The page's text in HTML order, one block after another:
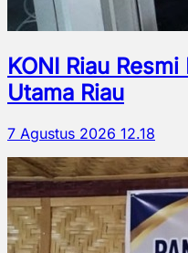
KONI Riau
Utama Riau
7 Agustus 2026 12.18